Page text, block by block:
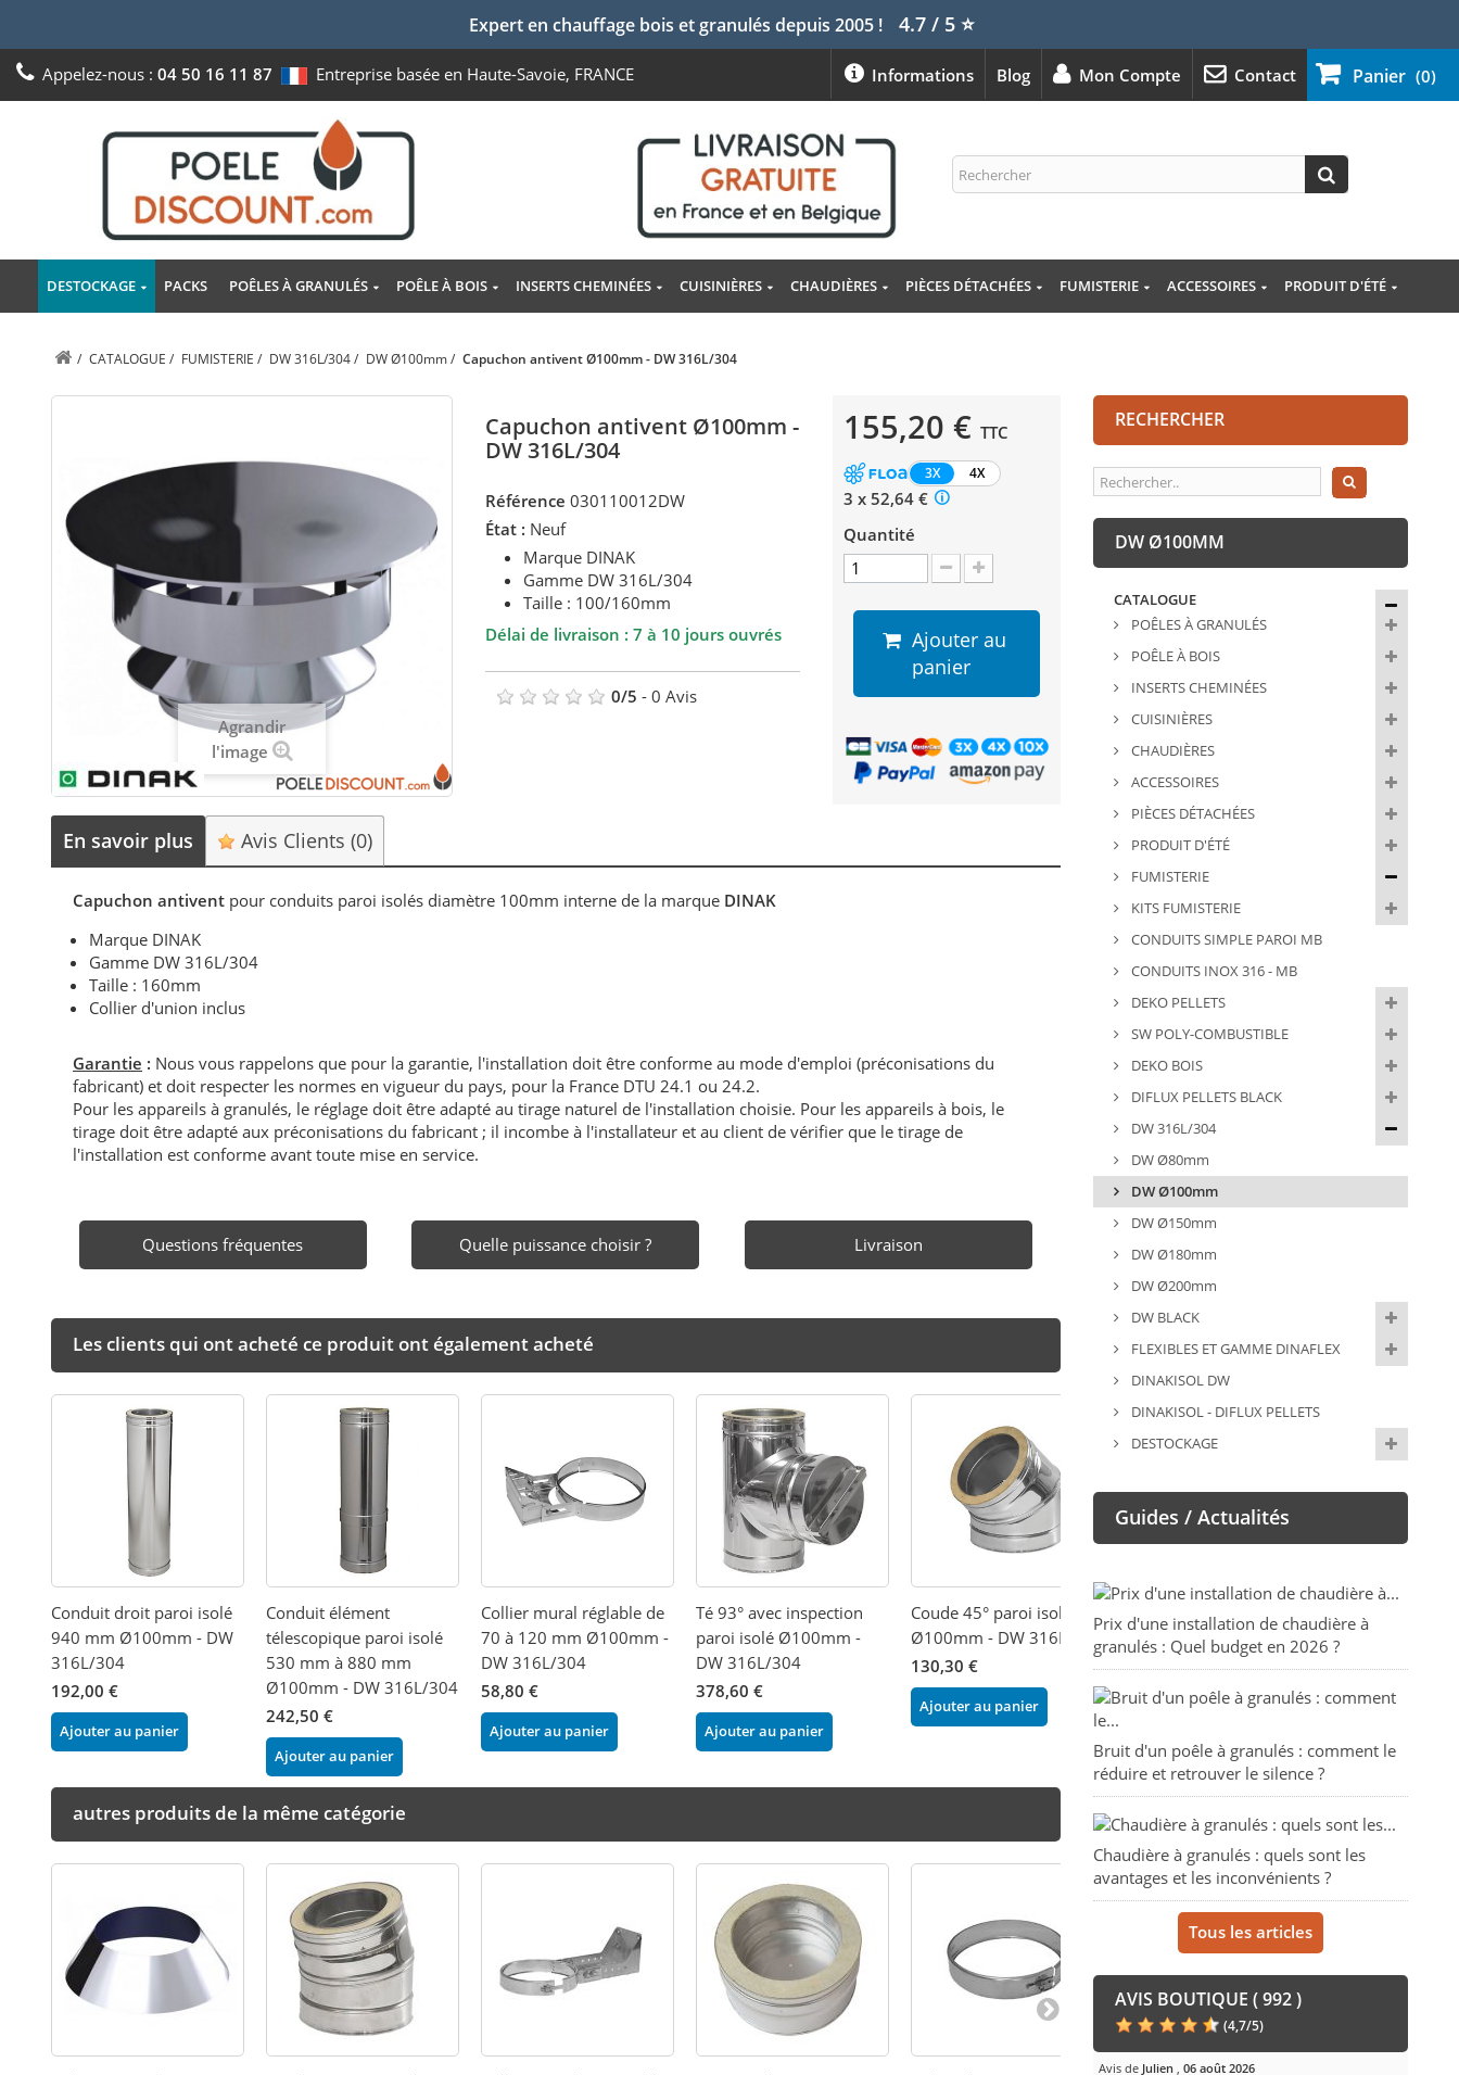
Expert en chauffage bois et granulés depuis 2005 ! 4.7 / 5⭐
Panier (0)
Appelez-nous : 04 50 16 11 87 Entreprise basée en Haute-Savoie, FRANCE Contact
Mon Compte
Blog
Informations
DESTOCKAGE PACKS POÊLES À GRANULÉS POÊLE À BOIS INSERTS CHEMINÉES CUISINIÈRES CHAUDIÈRES PIÈCES DÉTACHÉES FUMISTERIE ACCESSOIRES PRODUIT D'ÉTÉ
/ CATALOGUE / FUMISTERIE / DW 316L/304/ DW Ø100mm/ Capuchon antivent Ø100mm - DW 316L/304
Agrandir
l'image
Capuchon antivent Ø100mm -
DW 316L/304
Référence 030110012DW
État : Neuf
Marque DINAK
Gamme DW 316L/304
Taille : 100/160mm
Délai de livraison : 7 à 10 jours ouvrés
0/5 - 0 Avis
155,20 € TTC
3X 4X
3 x 52,64 €
Quantité
Ajouter au
panier
En savoir plus Avis Clients(0)
Capuchon antivent pour conduits paroi isolés diamètre 100mm interne de la marque DINAK
Marque DINAK
Gamme DW 316L/304
Taille : 160mm
Collier d'union inclus
Garantie : Nous vous rappelons que pour la garantie, l'installation doit être conforme au mode d'emploi (préconisations du
fabricant) et doit respecter les normes en vigueur du pays, pour la France DTU 24.1 ou 24.2.
Pour les appareils à granulés, le réglage doit être adapté au tirage naturel de l'installation choisie. Pour les appareils à bois, le
tirage doit être adapté aux préconisations du fabricant ; il incombe à l'installateur et au client de vérifier que le tirage de
l'installation est conforme avant toute mise en service.
Questions fréquentes Quelle puissance choisir ? Livraison
Les clients qui ont acheté ce produit ont également acheté
Conduit droit paroi isolé
940 mm Ø100mm - DW
316L/304
192,00 €
Ajouter au panier
Conduit élément
télescopique paroi isolé
530 mm à 880 mm
Ø100mm - DW 316L/304
242,50 €
Ajouter au panier
Collier mural réglable de
70 à 120 mm Ø100mm -
DW 316L/304
58,80 €
Ajouter au panier
Té 93° avec inspection
paroi isolé Ø100mm -
DW 316L/304
378,60 €
Ajouter au panier
Coude 45° paroi isolé
Ø100mm - DW 316L/304
130,30 €
Ajouter au panier
autres produits de la même catégorie
RECHERCHER
DW Ø100MM
CATALOGUE
POÊLES À GRANULÉS
POÊLE À BOIS
INSERTS CHEMINÉES
CUISINIÈRES
CHAUDIÈRES
ACCESSOIRES
PIÈCES DÉTACHÉES
PRODUIT D'ÉTÉ
FUMISTERIE
KITS FUMISTERIE
CONDUITS SIMPLE PAROI MB
CONDUITS INOX 316 - MB
DEKO PELLETS
SW POLY-COMBUSTIBLE
DEKO BOIS
DIFLUX PELLETS BLACK
DW 316L/304
DW Ø80mm
DW Ø100mm
DW Ø150mm
DW Ø180mm
DW Ø200mm
DW BLACK
FLEXIBLES ET GAMME DINAFLEX
DINAKISOL DW
DINAKISOL - DIFLUX PELLETS
DESTOCKAGE
Guides / Actualités
Prix d'une installation de chaudière à
granulés : Quel budget en 2026 ?
Bruit d'un poêle à granulés : comment le
réduire et retrouver le silence ?
Chaudière à granulés : quels sont les
avantages et les inconvénients ?
Tous les articles
AVIS BOUTIQUE ( 992 )
(4,7/5)
Avis de Julien, 06 août 2026